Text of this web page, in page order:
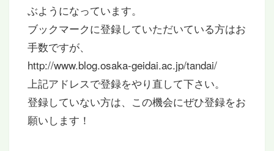
ぶようになっています。
ブックマークに登録していただいている方はお
手数ですが、
http://www.blog.osaka-geidai.ac.jp/tandai/
上記アドレスで登録をやり直して下さい。
登録していない方は、この機会にぜひ登録をお
願いします！